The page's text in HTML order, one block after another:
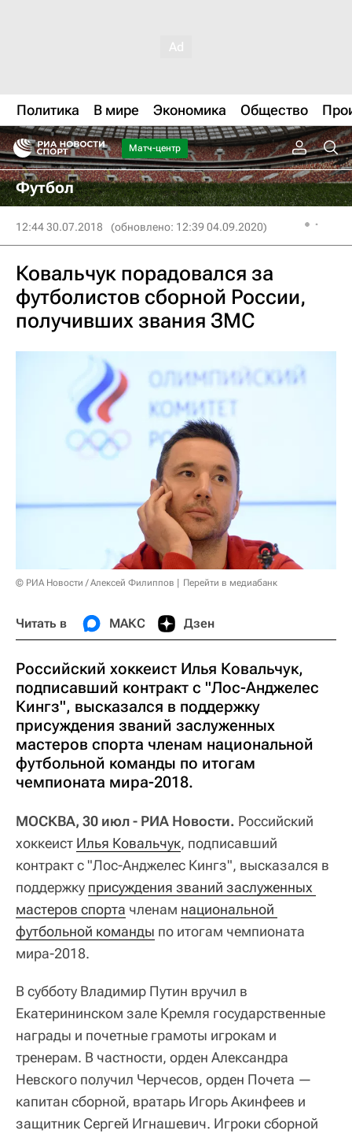
Политика В мире Экономика Общество
Матч-центр
Футбол
12:44 30.07.2018 (обновлено: 12:39 04.09.2020)
Ковальчук порадовался за
футболистов сборной России,
получивших звания ЗМС
© РИА Новости / Алексей Филиппов Перейти в медиабанк
Читать в МАКС Дзен
Российский хоккеист Илья Ковальчук,
подписавший контракт с "Лос-Анджелес
Кингз", высказался в поддержку
присуждения званий заслуженных
мастеров спорта членам национальной
футбольной команды по итогам
чемпионата мира-2018.
МОСКВА, 30 июл - РИА Новости. Российский
хоккеист Илья Ковальчук, подписавший
контракт с "Лос-Анджелес Кингз", высказался в
поддержку присуждения званий заслуженных
мастеров спорта членам национальной
футбольной команды по итогам чемпионата
мира-2018.
В субботу Владимир Путин вручил в
Екатерининском зале Кремля государственные
награды и почетные грамоты игрокам и
тренерам. В частности, орден Александра
Невского получил Черчесов, орден Почета —
капитан сборной, вратарь Игорь Акинфеев и
защитник Сергей Игнашевич. Игроки сборной